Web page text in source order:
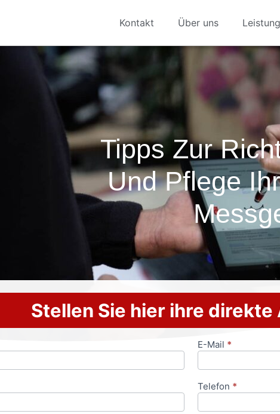
Kontakt Über uns
Tipps Zur
Und Pflege
Stellen Sie hier ihre direkte
E-Mail *
Telefon *